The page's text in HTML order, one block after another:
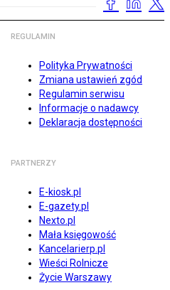
REGULAMIN
Polityka Prywatności
Zmiana ustawień zgód
Regulamin serwisu
Informacje o nadawcy
Deklaracja dostępności
PARTNERZY
E-kiosk.pl
E-gazety.pl
Nexto.pl
Mała księgowość
Kancelarierp.pl
Wieści Rolnicze
Życie Warszawy